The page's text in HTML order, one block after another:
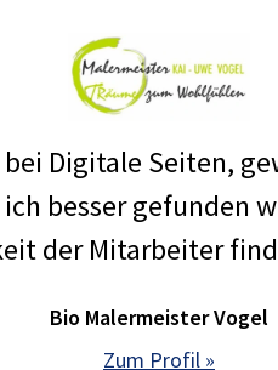
Digitale Seiten,
besser gefunden
der Mitarbeiter
Bio Malermeister Vogel
Zum Profil »